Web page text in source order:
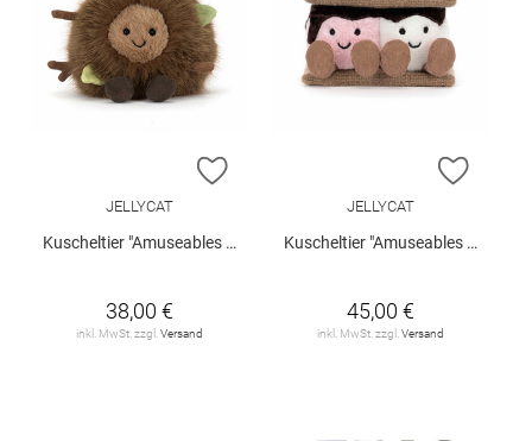
ZUR WUNSCHLISTE HINZUFÜGEN
JELLYCAT
Kuscheltier "Amuseables Mulshi Woodland Floor"
38,00 €
inkl. MwSt. zzgl. Versand
ZUR
JELLYCAT
Kuscheltier "Amuseables S'mores"
45,00 €
inkl. MwSt. zzgl. Versand